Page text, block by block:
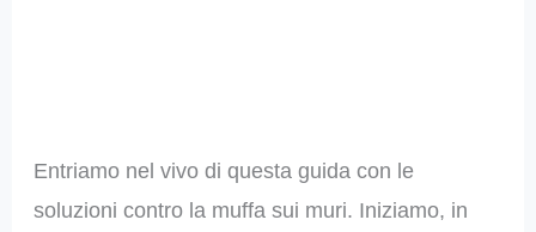
Entriamo nel vivo di questa guida con le
soluzioni contro la muffa sui muri. Iniziamo, in